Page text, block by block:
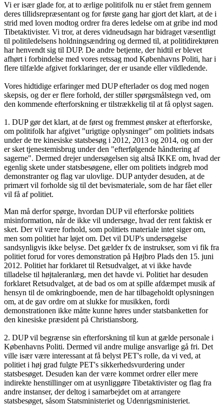
Vi er især glade for, at to ærlige politifolk nu er stået frem gennem
deres tillidsrepræsentant og for første gang har gjort det klart, at de i
strid med loven modtog ordrer fra deres ledelse om at gribe ind mod
Tibetaktivister. Vi tror, at deres vidneudsagn har bidraget væsentligt
til politiledelsens holdningsændring og dermed til, at politidirektøren
har henvendt sig til DUP. De andre betjente, der hidtil er blevet
afhørt i forbindelse med vores retssag mod Københavns Politi, har i
flere tilfælde afgivet forklaringer, der er usande eller vildledende.
Vores hidtidige erfaringer med DUP efterlader os dog med nogen
skepsis, og der er flere forhold, der stiller spørgsmålstegn ved, om
den kommende efterforskning er tilstrækkelig til at få oplyst sagen.
1. DUP gør det klart, at de først og fremmest ønsker at efterforske,
om politifolk har afgivet "urigtige oplysninger" om politiets indsats
under de tre kinesiske statsbesøg i 2012, 2013 og 2014, og om der
er sket tjenestemisbrug under den "efterfølgende håndtering af
sagerne". Dermed drejer undersøgelsen sig altså IKKE om, hvad der
egenlig skete under statsbesøgene, eller om politiets indgreb mod
demonstranter og flag var ulovlige. DUP antyder desuden, at de
primært vil forholde sig til det bevismateriale, som de har fået eller
vil få af politiet.
Man må derfor spørge, hvordan DUP vil efterforske politiets
misinformation, når de ikke vil undersøge, hvad der rent faktisk er
sket. Der vil være forhold, som politiets materiale intet siger om,
men som politiet har løjet om. Det vil DUP's undersøgelse
sandsynligvis ikke belyse. Det gælder fx de instrukser, som vi fik fra
politiet forud for vores demonstration på Højbro Plads den 15. juni
2012. Politiet har forklaret til Retsudvalget, at vi ikke havde
tilladelse til højtaleranlæg, men det havde vi. Politiet har desuden
forklaret Retsudvalget, at de bad os om at spille afdæmpet musik af
hensyn til de omkringboende, men de har tilbageholdt oplysningen
om, at de gav ordre om at slukke for musikken, fordi
demonstrationen ikke måtte kunne høres under statsbanketten for
den kinesiske præsident på Christiansborg.
2. DUP vil begrænse sin efterforskning til kun at gælde personale i
Københavns Politi. Dermed vil andre mulige ansvarlige gå fri. Det
ville især være interessant at få belyst PET's rolle, da vi ved, at
politiet i høj grad fulgte PET's sikkerhedsvurdering under
statsbesøget. Desuden kan der være kommet ordrer eller mere
indirekte henstillinger om at usynliggøre Tibetaktivister og flag fra
andre instanser, der deltog i samarbejdet om at arrangere
statsbesøget, såsom Statsministeriet og Udenrigsministeriet.